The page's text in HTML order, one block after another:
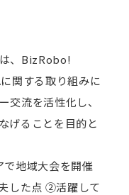
、BizRobo!
関する取り組みに
交流を活性化し、
げることを目的と
で地域大会を開催
した点 ②活躍して